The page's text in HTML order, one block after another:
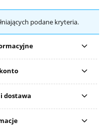
podane kryteria.
dostawa